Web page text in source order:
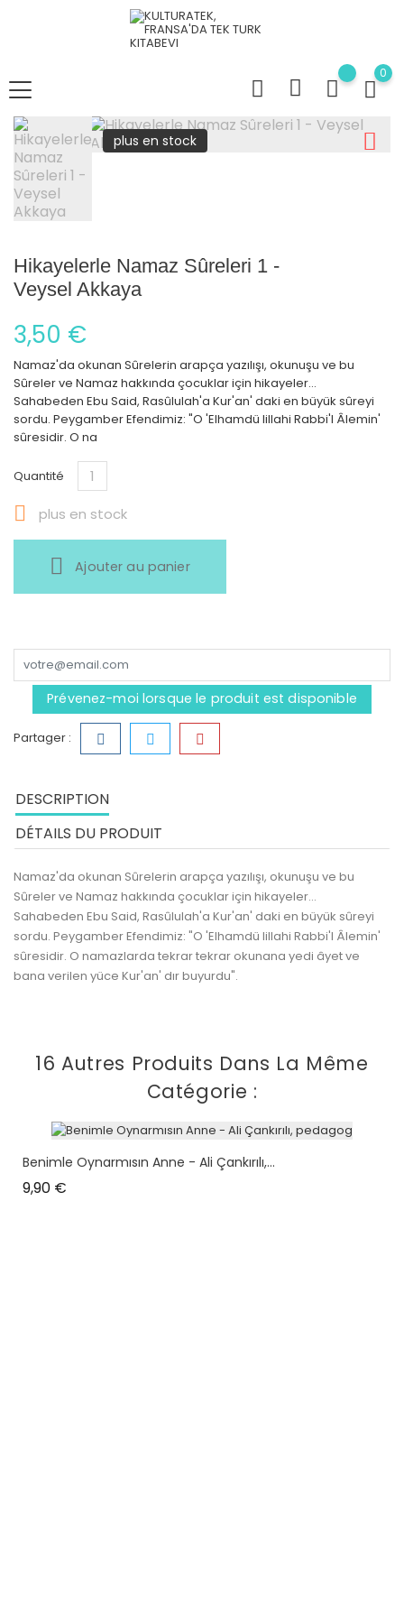
0
plus en stock
Hikayelerle Namaz Sûreleri 1 -
Veysel Akkaya
3,50 €
Namaz'da okunan Sûrelerin arapça yazılışı, okunuşu ve bu
Sûreler ve Namaz hakkında çocuklar için hikayeler...
Sahabeden Ebu Said, Rasûlulah'a Kur'an' daki en büyük sûreyi
sordu. Peygamber Efendimiz: "O 'Elhamdü lillahi Rabbi'l Âlemin'
sûresidir. O na
Quantité
 plus en stock
Ajouter au panier
Prévenez-moi lorsque le produit est disponible
Partager :
DESCRIPTION
DÉTAILS DU PRODUIT
Namaz'da okunan Sûrelerin arapça yazılışı, okunuşu ve bu
Sûreler ve Namaz hakkında çocuklar için hikayeler...
Sahabeden Ebu Said, Rasûlulah'a Kur'an' daki en büyük sûreyi
sordu. Peygamber Efendimiz: "O 'Elhamdü lillahi Rabbi'l Âlemin'
sûresidir. O namazlarda tekrar tekrar okunana yedi âyet ve
bana verilen yüce Kur'an' dır buyurdu".
16 Autres Produits Dans La Même
Catégorie :
Benimle Oynarmısın Anne - Ali Çankırılı,...
9,90 €